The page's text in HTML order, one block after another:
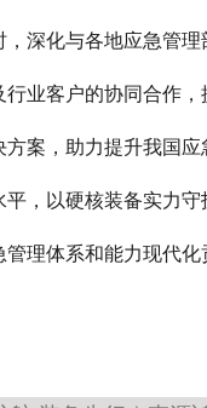
，深化与各地应急管理
行业客户的协同合作，
案，助力提升我国应
平，以硬核装备实力
理体系和能力现代化